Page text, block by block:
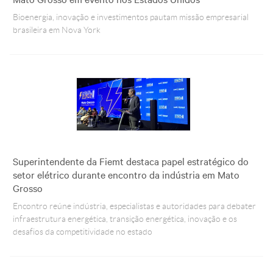
Bioenergia, inovação e investimentos pautam missão empresarial
brasileira em Nova York
Superintendente da Fiemt destaca papel estratégico do
setor elétrico durante encontro da indústria em Mato
Grosso
Encontro reúne indústria, especialistas e autoridades para debater
infraestrutura energética, transição energética, inovação e os
desafios da competitividade no estado